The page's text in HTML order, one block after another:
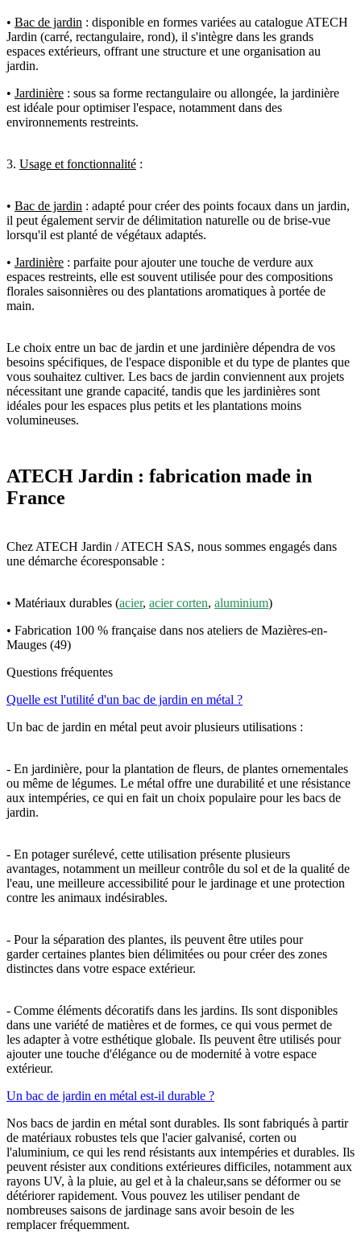
• Bac de jardin : disponible en formes variées au catalogue ATECH
Jardin (carré, rectangulaire, rond), il s'intègre dans les grands
espaces extérieurs, offrant une structure et une organisation au
jardin.
• Jardinière : sous sa forme rectangulaire ou allongée, la jardinière
est idéale pour optimiser l'espace, notamment dans des
environnements restreints.
3. Usage et fonctionnalité :
• Bac de jardin : adapté pour créer des points focaux dans un jardin,
il peut également servir de délimitation naturelle ou de brise-vue
lorsqu'il est planté de végétaux adaptés.
• Jardinière : parfaite pour ajouter une touche de verdure aux
espaces restreints, elle est souvent utilisée pour des compositions
florales saisonnières ou des plantations aromatiques à portée de
main.
Le choix entre un bac de jardin et une jardinière dépendra de vos
besoins spécifiques, de l'espace disponible et du type de plantes que
vous souhaitez cultiver. Les bacs de jardin conviennent aux projets
nécessitant une grande capacité, tandis que les jardinières sont
idéales pour les espaces plus petits et les plantations moins
volumineuses.
ATECH Jardin : fabrication made in
France
Chez ATECH Jardin / ATECH SAS, nous sommes engagés dans
une démarche écoresponsable :
• Matériaux durables (acier, acier corten, aluminium)
• Fabrication 100 % française dans nos ateliers de Mazières-en-
Mauges (49)
Questions fréquentes
Quelle est l'utilité d'un bac de jardin en métal ?
Un bac de jardin en métal peut avoir plusieurs utilisations :
- En jardinière, pour la plantation de fleurs, de plantes ornementales
ou même de légumes. Le métal offre une durabilité et une résistance
aux intempéries, ce qui en fait un choix populaire pour les bacs de
jardin.
- En potager surélevé, cette utilisation présente plusieurs
avantages, notamment un meilleur contrôle du sol et de la qualité de
l'eau, une meilleure accessibilité pour le jardinage et une protection
contre les animaux indésirables.
- Pour la séparation des plantes, ils peuvent être utiles pour
garder certaines plantes bien délimitées ou pour créer des zones
distinctes dans votre espace extérieur.
- Comme éléments décoratifs dans les jardins. Ils sont disponibles
dans une variété de matières et de formes, ce qui vous permet de
les adapter à votre esthétique globale. Ils peuvent être utilisés pour
ajouter une touche d'élégance ou de modernité à votre espace
extérieur.
Un bac de jardin en métal est-il durable ?
Nos bacs de jardin en métal sont durables. Ils sont fabriqués à partir
de matériaux robustes tels que l'acier galvanisé, corten ou
l'aluminium, ce qui les rend résistants aux intempéries et durables. Ils
peuvent résister aux conditions extérieures difficiles, notamment aux
rayons UV, à la pluie, au gel et à la chaleur,sans se déformer ou se
détériorer rapidement. Vous pouvez les utiliser pendant de
nombreuses saisons de jardinage sans avoir besoin de les
remplacer fréquemment.